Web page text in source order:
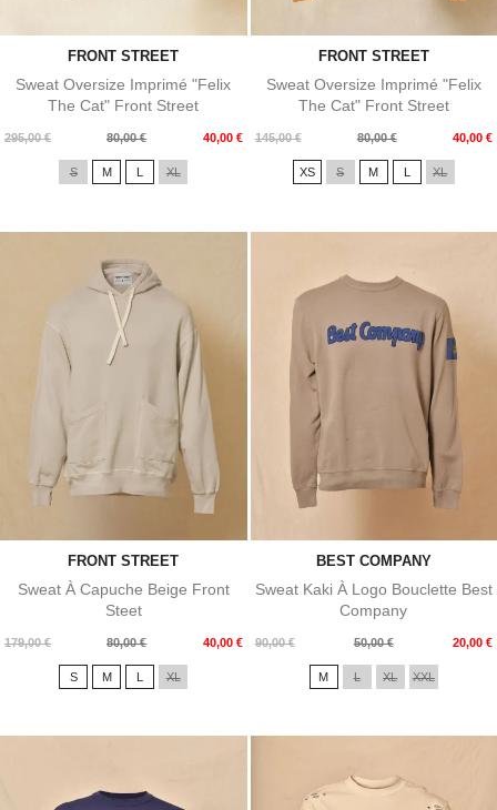
FRONT STREET
Sweat Oversize Imprimé "Felix
The Cat" Front Street
295,00 €
Prix
80,00 € 40,00 €
Prix
S M XL
FRONT STREET
Sweat Oversize Imprimé "Felix
The Cat" Front Street
145,00 €
Prix
80,00 € 40,00 €
Prix
XS S M XL
FRONT STREET
Sweat À Capuche Beige Front
Steet
179,00 €
Prix
80,00 € 40,00 €
Prix
S M L XL
BEST COMPANY
Sweat Kaki À Logo Bouclette Best
Company
90,00 €
Prix
50,00 € 20,00 €
Prix
M L XL XXL